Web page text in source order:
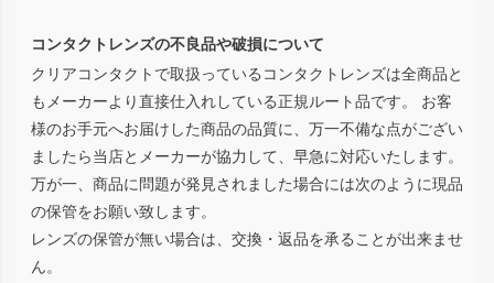
コンタクトレンズの不良品や破損について
クリアコンタクトで取扱っているコンタクトレンズは全商品と
もメーカーより直接仕入れしている正規ルート品です。 お客
様のお手元へお届けした商品の品質に、万一不備な点がござい
ましたら当店とメーカーが協力して、早急に対応いたします。
万が一、商品に問題が発見されました場合には次のように現品
の保管をお願い致します。
レンズの保管が無い場合は、交換・返品を承ることが出来ませ
ん。